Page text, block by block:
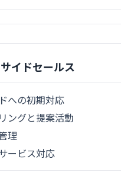
イドセールス
への初期対応
ングと提案活動
理
ービス対応